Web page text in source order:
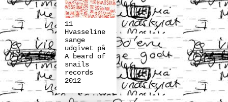
11
Hvasseline
sange
udgivet på
A beard of
snails
records
2012